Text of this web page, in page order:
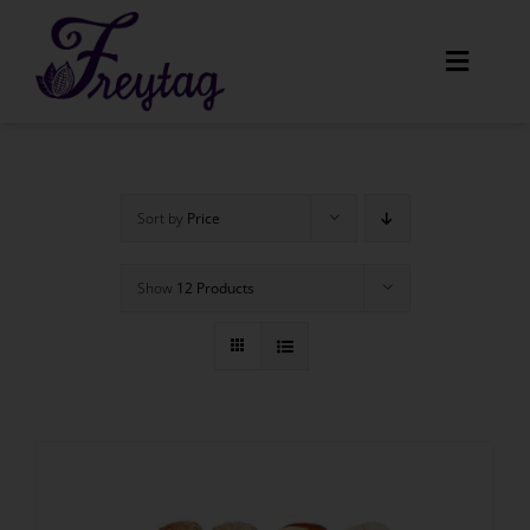
content
Toggle
Unser Angebot
Sort by Price
Show 12 Products